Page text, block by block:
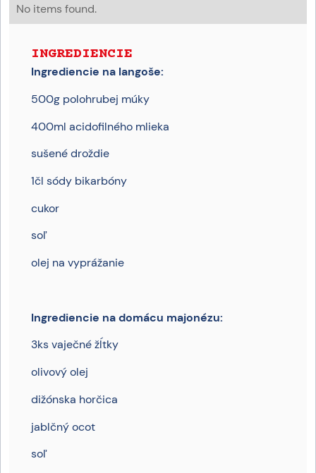
INGREDIENCIE
Ingrediencie na langoše:
500g polohrubej múky
400ml acidofilného mlieka
sušené droždie
1čl sódy bikarbóny
cukor
soľ
olej na vyprážanie
Ingrediencie na domácu majonézu:
3ks vaječné žĺtky
olivový olej
dižónska horčica
jablčný ocot
soľ
No items found.